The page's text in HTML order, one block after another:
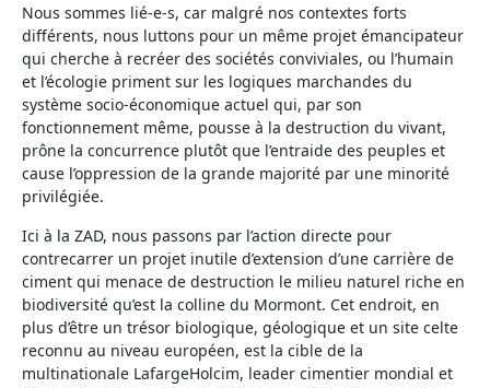
Nous sommes lié-e-s, car malgré nos contextes forts
différents, nous luttons pour un même projet émancipateur
qui cherche à recréer des sociétés conviviales, ou l’humain
et l’écologie priment sur les logiques marchandes du
système socio-économique actuel qui, par son
fonctionnement même, pousse à la destruction du vivant,
prône la concurrence plutôt que l’entraide des peuples et
cause l’oppression de la grande majorité par une minorité
privilégiée.
Ici à la ZAD, nous passons par l’action directe pour
contrecarrer un projet inutile d’extension d’une carrière de
ciment qui menace de destruction le milieu naturel riche en
biodiversité qu’est la colline du Mormont. Cet endroit, en
plus d’être un trésor biologique, géologique et un site celte
reconnu au niveau européen, est la cible de la
multinationale LafargeHolcim, leader cimentier mondial et